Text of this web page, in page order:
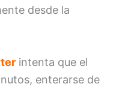
desde la
intenta que el
enterarse de